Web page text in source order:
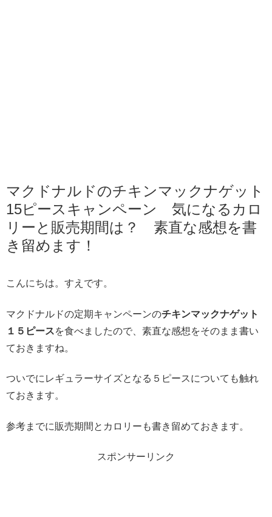
マクドナルドのチキンマックナゲット
15ピースキャンペーン 気になるカロ
リーと販売期間は？ 素直な感想を書
き留めます！
こんにちは。すえです。
マクドナルドの定期キャンペーンのチキンマックナゲット
１５ピースを食べましたので、素直な感想をそのまま書い
ておきますね。
ついでにレギュラーサイズとなる５ピースについても触れ
ておきます。
参考までに販売期間とカロリーも書き留めておきます。
スポンサーリンク